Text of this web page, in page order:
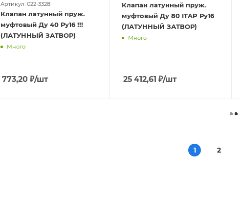
Артикул: 022-3328
Клапан латунный пруж.
муфтовый Ду 40 Ру16 !!!
(ЛАТУННЫЙ ЗАТВОР)
Много
773,20 ₽/шт
Клапан латунный пруж.
муфтовый Ду 80 ITAP Ру16
(ЛАТУННЫЙ ЗАТВОР)
Много
25 412,61 ₽/шт
1 2